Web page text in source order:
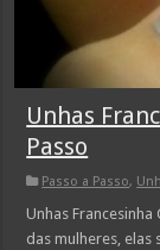
Unhas
Passo
Passo a Passo,
Unhas
das mulheres, elas